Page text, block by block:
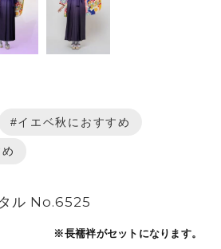
#イエベ秋におすすめ
ル No.6525
※長襦袢がセットになります。